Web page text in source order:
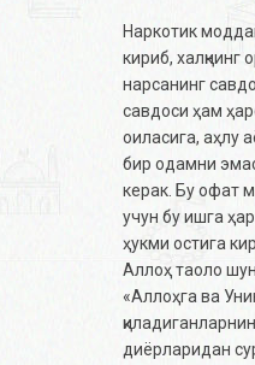
Наркотик
кириб, халқнинг
нарсанинг
савдоси ҳам
оиласига, аҳлу
бир одамни
керак. Бу офат
учун бу ишга
ҳукми остига
Аллоҳ таоло
«Аллоҳга ва
диёрларидан